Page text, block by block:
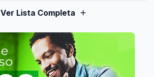
Ver Lista Completa